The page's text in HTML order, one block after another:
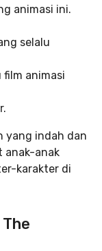
animasi ini.
selalu
film animasi
yang indah dan
anak-anak
karakter di